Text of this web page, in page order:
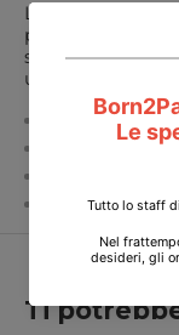
L’
presenta una
sudore, che
un’ottima presa
Colore: Bianco.
Spessore: 0,5
Larghezza:
Lunghezza:
Ti